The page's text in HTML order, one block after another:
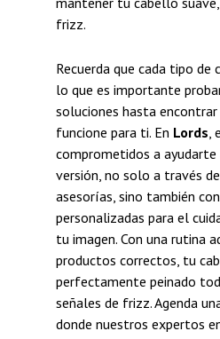
frizz.
Recuerda que cada tipo de
lo que es importante
soluciones hasta
funcione para ti. En Lords,
comprometidos a
versión, no solo a través
asesorías, sino también
personalizadas para el
tu imagen. Con una rutina
productos correctos, tu
perfectamente peinado
señales de frizz. Agenda
donde nuestros expertos